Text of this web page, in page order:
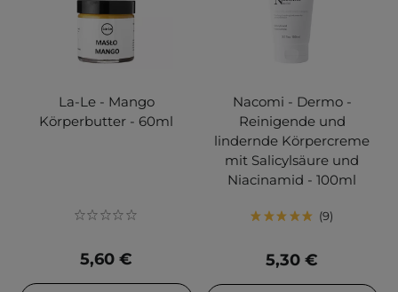
La-Le - Mango
Körperbutter - 60ml
5,60 €
Nacomi - Dermo -
Reinigende und
lindernde Körpercreme
mit Salicylsäure und
Niacinamid - 100ml
9
5,30 €